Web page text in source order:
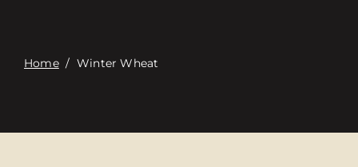
Home/ Winter Wheat